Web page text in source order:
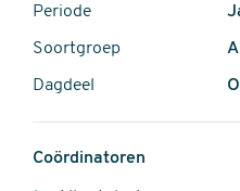
Periode
Soortgroep
Dagdeel
Coördinatoren